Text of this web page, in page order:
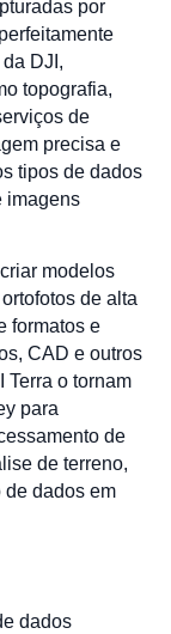
por
DJI,
topografia,
de
precisa e
tipos de dados
imagens
modelos
de alta
formatos e
CAD e outros
Terra o tornam
para
de
de terreno,
dados em
dados